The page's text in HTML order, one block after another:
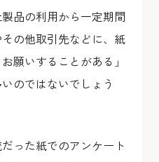
品の利用から一定期間
の他取引先などに、紙
願いすることがある」
のではないでしょう
った紙でのアンケート